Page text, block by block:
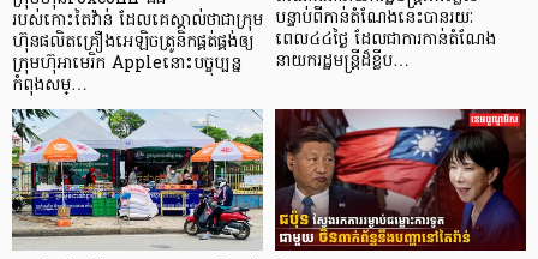
របស់កោះតៃវ៉ាន់ ដែលគេស្គាល់ថាជាក្រុម
ហ៊ុនផលិតគ្រឿងអេឡិចត្រូនិកផ្គត់ផ្គង់ឲ្យ
ក្រុមហ៊ុអាមេរិក Appleនោះបច្ចុប្បន្ន
កំពុងសម្…
បន្ទាប់ពីកាន់តំណែងនេះបានរយៈ
ពេល៤៤ថ្ងៃ ដែលជាការកាន់តំណែង
នាយករដ្ឋមន្ត្រីដ៏ខ្លីប…